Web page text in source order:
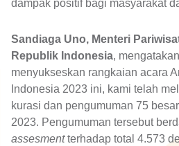
dampak positif bagi masyarakat
Sandiaga Uno, Menteri
Republik Indonesia,
menyukseskan rangkaian acara
Indonesia 2023 ini, kami telah
kurasi dan pengumuman 75
2023. Pengumuman tersebut
assesmentterhadap total 4.573